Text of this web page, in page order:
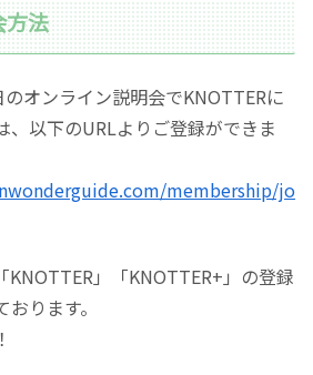
方法
オンライン説明会でKNOTTERに
、以下のURLよりご登録ができま
membership/jo
KNOTTER」「KNOTTER+」の登録
ります。